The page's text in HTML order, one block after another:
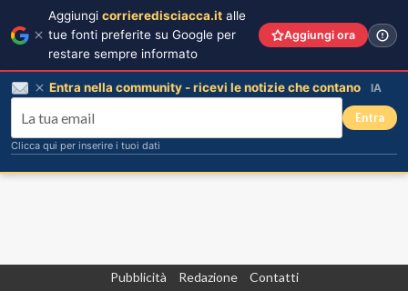
Pubblicità Redazione Contatti
Aggiungi corrieredisciacca.it alle
tue fonti preferite su Google per
restare sempre informato
Aggiungi ora
Entra nella community - ricevi le notizie che contano IA
Entra
Clicca qui per inserire i tuoi dati